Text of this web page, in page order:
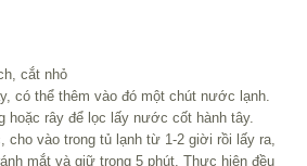
cắt nhỏ
có thể thêm vào đó một chút nước lạnh.
hoặc rây để lọc lấy nước cốt hành tây.
vào trong tủ lạnh từ 1-2 giời rồi lấy ra,
mắt và giữ trong 5 phút. Thực hiện đều